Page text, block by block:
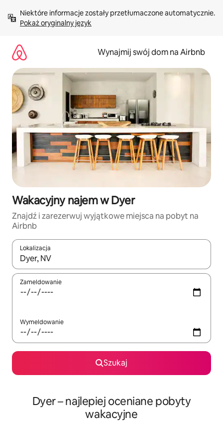
treści Pokaż oryginalny język
Wynajmij swój dom na Airbnb
Wakacyjny najem w Dyer
Znajdź i zarezerwuj wyjątkowe miejsca na pobyt na
Airbnb
Lokalizacja
Gdy wyniki będą dostępne, możesz poruszać się po nich za
Zameldowanie
Wymeldowanie
Szukaj
Dyer – najlepiej oceniane pobyty
wakacyjne